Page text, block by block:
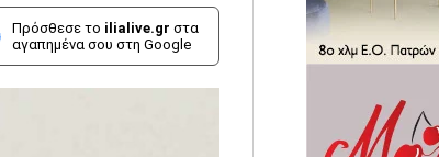
Πρόσθεσε το ilialive.gr στα
αγαπημένα σου στη Google